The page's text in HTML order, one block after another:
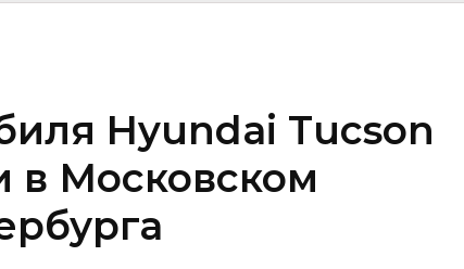
Hyundai Tucson
в Московском